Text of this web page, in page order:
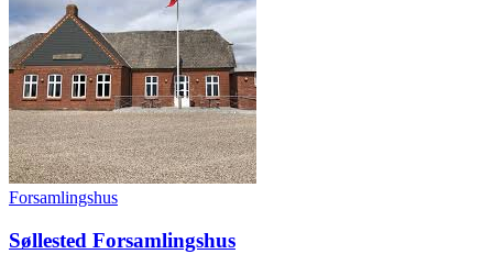
Forsamlingshus
Søllested Forsamlingshus